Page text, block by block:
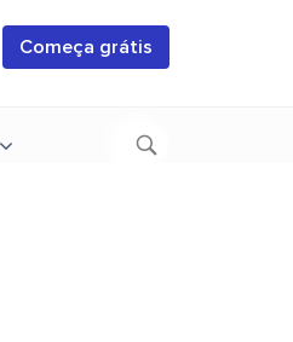
Começa grátis